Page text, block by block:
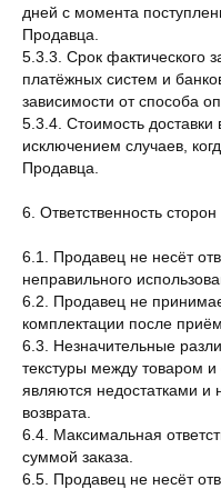
дней с момента
Продавца.
5.3.3. Срок фактического
платёжных систем и
зависимости от способа
5.3.4. Стоимость доставки
исключением случаев,
Продавца.
6. Ответственность сторон
6.1. Продавец не несёт
неправильного
6.2. Продавец не
комплектации после
6.3. Незначительные
текстуры между товаром
являются недостатками и
возврата.
6.4. Максимальная
суммой заказа.
6.5. Продавец не несёт